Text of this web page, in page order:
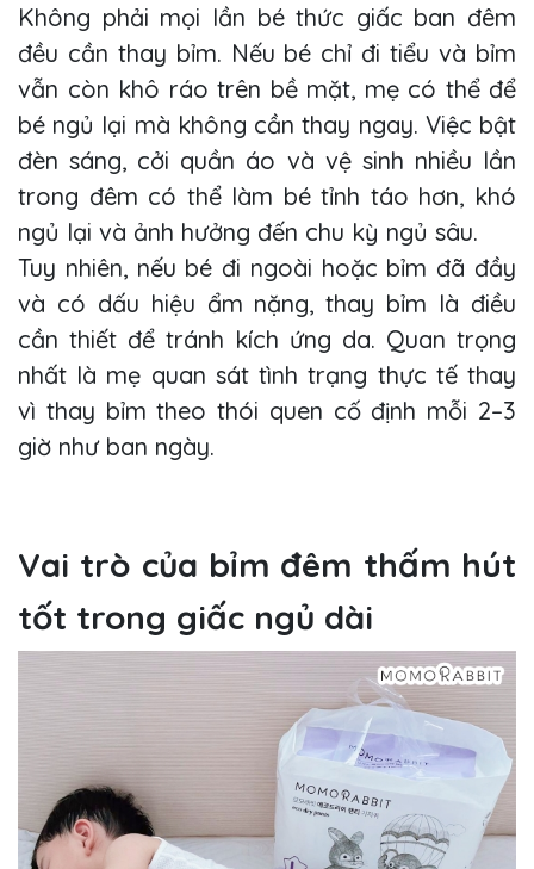
Không phải mọi lần bé thức giấc ban đêm
đều cần thay bỉm. Nếu bé chỉ đi tiểu và bỉm
vẫn còn khô ráo trên bề mặt, mẹ có thể để
bé ngủ lại mà không cần thay ngay. Việc bật
đèn sáng, cởi quần áo và vệ sinh nhiều lần
trong đêm có thể làm bé tỉnh táo hơn, khó
ngủ lại và ảnh hưởng đến chu kỳ ngủ sâu.
Tuy nhiên, nếu bé đi ngoài hoặc bỉm đã đầy
và có dấu hiệu ẩm nặng, thay bỉm là điều
cần thiết để tránh kích ứng da. Quan trọng
nhất là mẹ quan sát tình trạng thực tế thay
vì thay bỉm theo thói quen cố định mỗi 2–3
giờ như ban ngày.
Vai trò của bỉm đêm thấm hút
tốt trong giấc ngủ dài